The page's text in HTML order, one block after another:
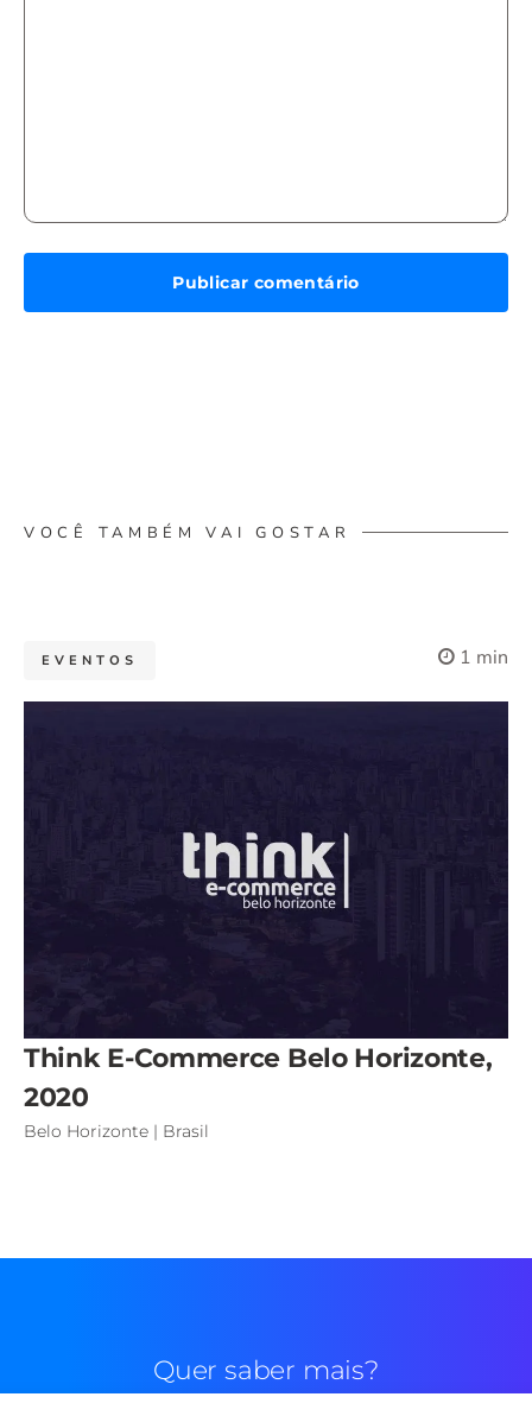
VOCÊ TAMBÉM VAI GOSTAR
EVENTOS 1 min
Think E-Commerce Belo Horizonte,
2020
Belo Horizonte | Brasil
Quer saber mais?